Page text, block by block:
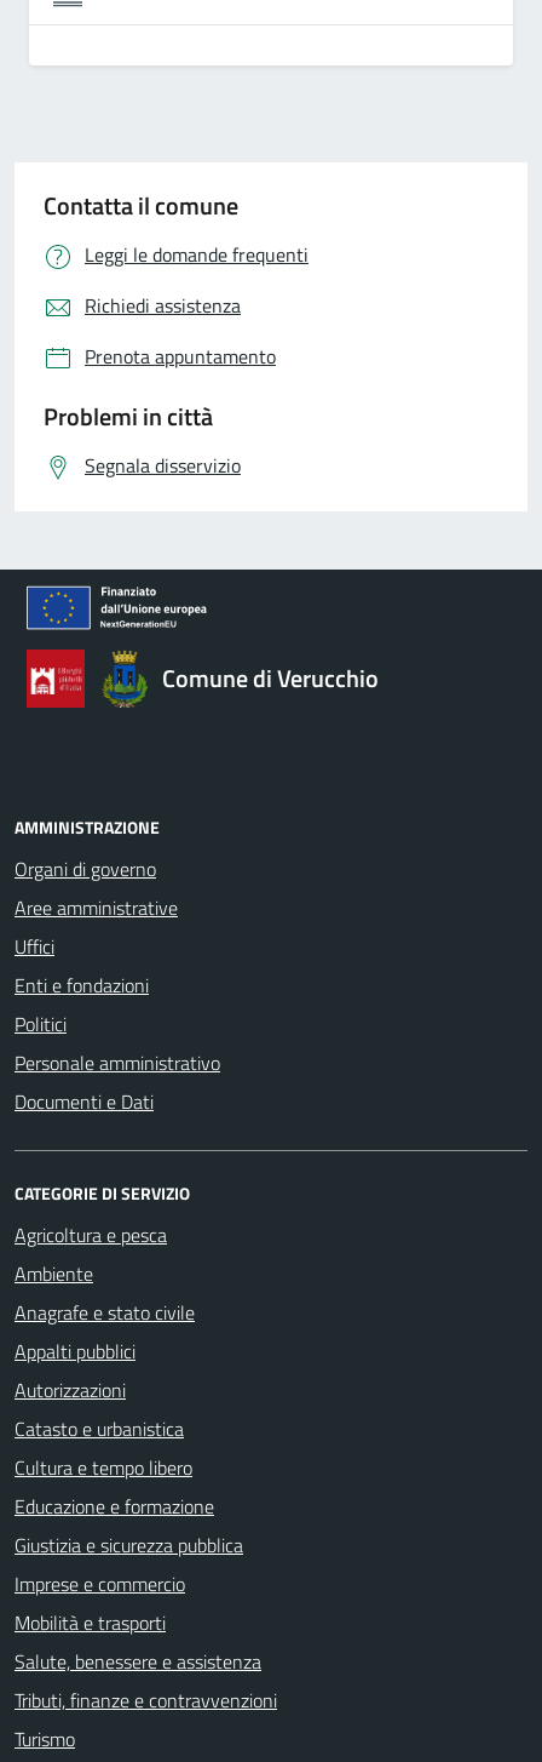
Contatta il comune
Leggi le domande frequenti
Richiedi assistenza
Prenota appuntamento
Problemi in città
Segnala disservizio
Comune di Verucchio
AMMINISTRAZIONE
Organi di governo
Aree amministrative
Uffici
Enti e fondazioni
Politici
Personale amministrativo
Documenti e Dati
CATEGORIE DI SERVIZIO
Agricoltura e pesca
Ambiente
Anagrafe e stato civile
Appalti pubblici
Autorizzazioni
Catasto e urbanistica
Cultura e tempo libero
Educazione e formazione
Giustizia e sicurezza pubblica
Imprese e commercio
Mobilità e trasporti
Salute, benessere e assistenza
Tributi, finanze e contravvenzioni
Turismo